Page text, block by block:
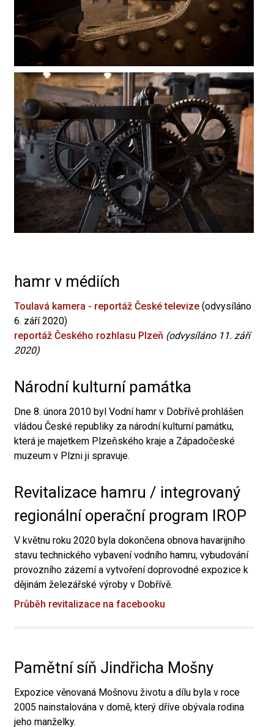
hamr v médiích
Toulavá kamera - reportáž České televize (odvysíláno
6. září 2020)
reportáž Českého rozhlasu Plzeň (odvysíláno 11. září
2020)
Národní kulturní památka
Dne 8. února 2010 byl Vodní hamr v Dobřívě prohlášen
vládou České republiky za národní kulturní památku,
která je majetkem Plzeňského kraje a Západočeské
muzeum v Plzni ji spravuje.
Revitalizace hamru / integrovaný
regionální operační program IROP
V květnu roku 2020 byla dokončena obnova havarijního
stavu technického vybavení vodního hamru, vybudování
provozního zázemí a vytvoření doprovodné expozice k
dějinám železářské výroby v Dobřívě.
Průběh revitalizace na facebooku
Pamětní síň Jindřicha Mošny
Expozice věnovaná Mošnovu životu a dílu byla v roce
2005 nainstalována v domě, který dříve obývala rodina
jeho manželky.